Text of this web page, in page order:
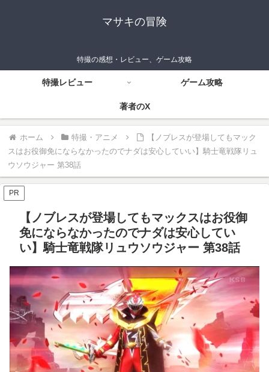
マサキの冒険
特撮の感想・レビュー、ゲーム攻略
特撮レビュー ゲーム攻略
著者のX
ホーム 特撮・アニメ
【ノブレスが登場してもマック
スはお役御免にならなかったのでナダは安心していい】騎士竜戦隊リュ
ウソウジャー 第38話
PR
【ノブレスが登場してもマックスはお役御
免にならなかったのでナダは安心してい
い】騎士竜戦隊リュウソウジャー 第38話